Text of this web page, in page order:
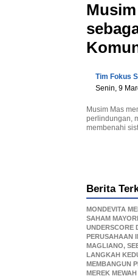
Tim Fokus
Senin, 9
Musim Mas
perlindungan,
membenahi
Berita
MONDEVITA
SAHAM
UNDERSCORE
PERUSAHAAN
MAGLIANO,
LANGKAH
MEMBANGUN
MEREK